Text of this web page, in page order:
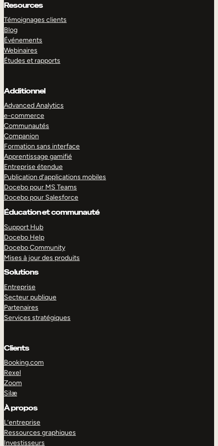
Resources
Témoignages clients
Blog
Événements
Webinaires
Études et rapports
Additionnel
Advanced Analytics
e-commerce
Communautés
Companion
Formation sans interface
Apprentissage gamifié
Entreprise étendue
Publication d’applications mobiles
Docebo pour MS Teams
Docebo pour Salesforce
Éducation et communauté
Support Hub
Docebo Help
Docebo Community
Mises à jour des produits
Solutions
Entreprise
Secteur publique
Partenaires
Services stratégiques
Clients
Booking.com
Rexel
Zoom
Silæ
À propos
L’entreprise
Ressources graphiques
Investisseurs